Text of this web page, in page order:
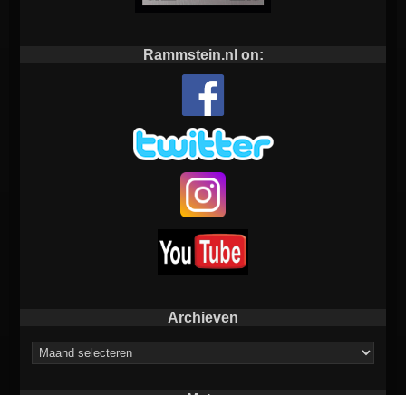
Rammstein.nl on:
Archieven
Archieven